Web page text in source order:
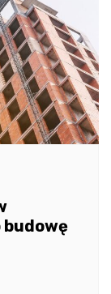
budowę